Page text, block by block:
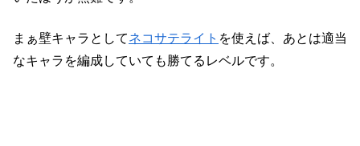
まぁ壁キャラとしてネコサテライト を使えば、あとは適当
なキャラを編成していても勝てるレベルです。